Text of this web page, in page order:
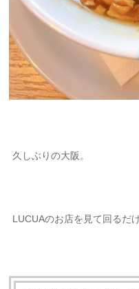
久しぶりの大阪。
LUCUAのお店を見て回るだ